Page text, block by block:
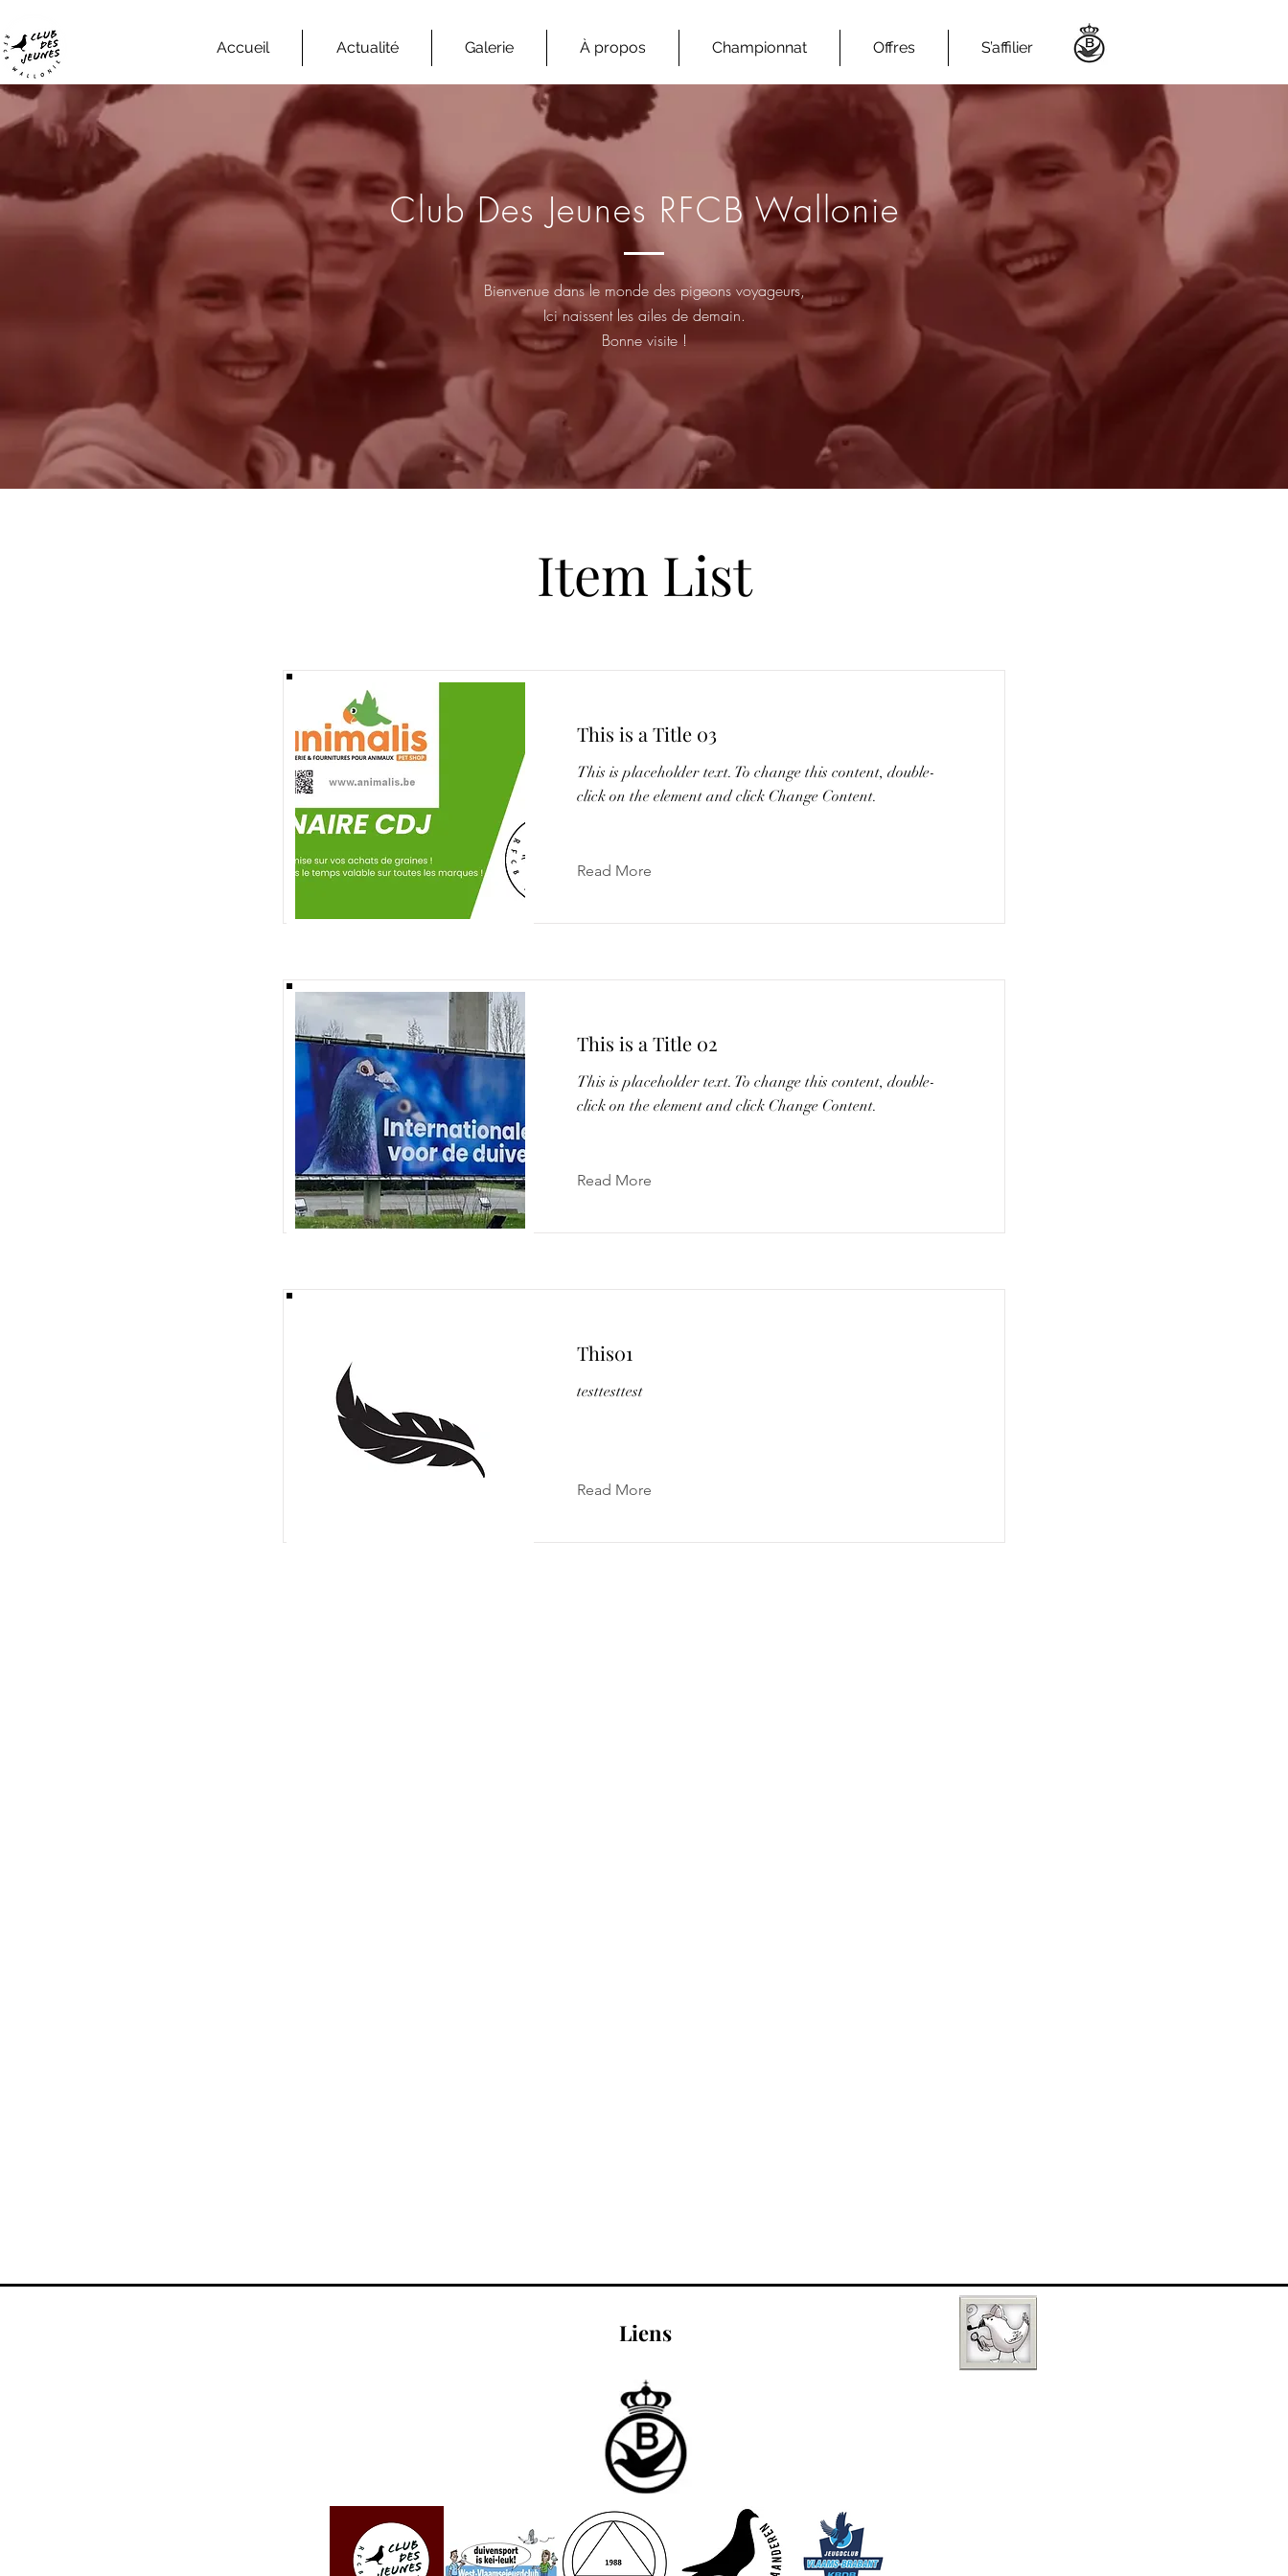
Accueil Actualité Galerie À propos Championnat Offres S’affilier
Club Des Jeunes RFCB Wallonie
Bienvenue dans le monde des pigeons voyageurs,
Ici naissent les ailes de demain.
Bonne visite !
Item List
This is a Title 03
This is placeholder text. To change this content, double-
click on the element and click Change Content.
Read More
This is a Title 02
This is placeholder text. To change this content, double-
click on the element and click Change Content.
Read More
This01
testtesttest
Read More
Liens